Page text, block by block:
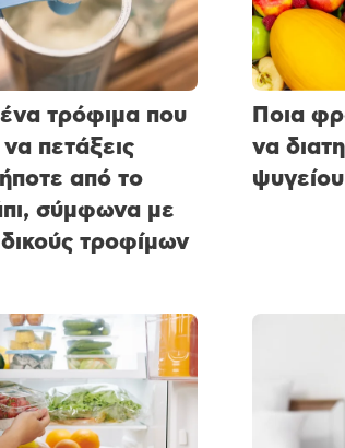
τρόφιμα που
να πετάξεις
από το
σύμφωνα με
τροφίμων
Ποια
να